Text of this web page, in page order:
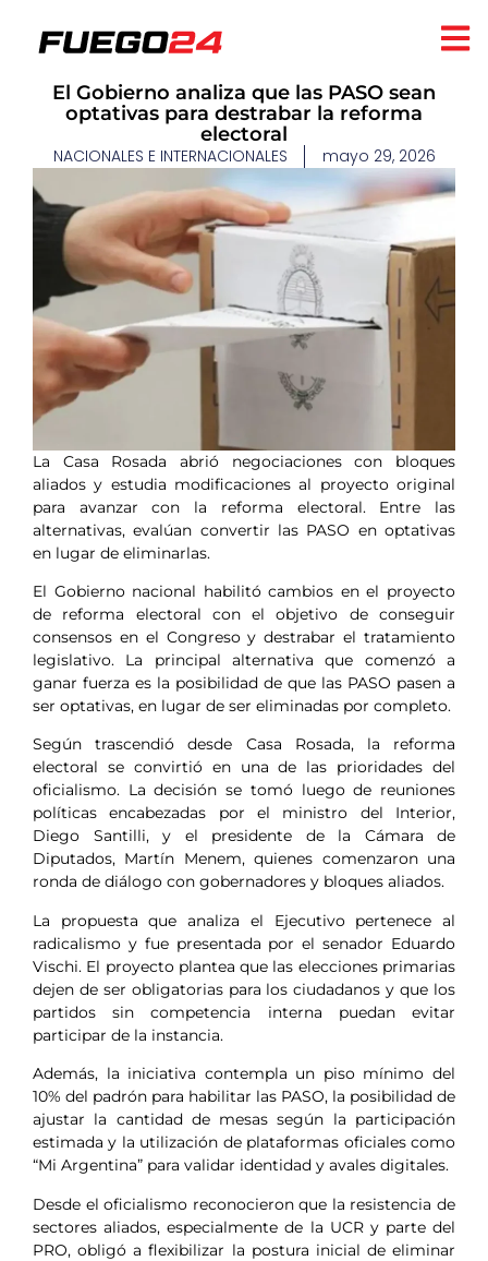
El Gobierno analiza que las PASO sean
optativas para destrabar la reforma
electoral
NACIONALES E INTERNACIONALES mayo 29, 2026
La Casa Rosada abrió negociaciones con bloques
aliados y estudia modificaciones al proyecto original
para avanzar con la reforma electoral. Entre las
alternativas, evalúan convertir las PASO en optativas
en lugar de eliminarlas.
El Gobierno nacional habilitó cambios en el proyecto
de reforma electoral con el objetivo de conseguir
consensos en el Congreso y destrabar el tratamiento
legislativo. La principal alternativa que comenzó a
ganar fuerza es la posibilidad de que las PASO pasen a
ser optativas, en lugar de ser eliminadas por completo.
Según trascendió desde Casa Rosada, la reforma
electoral se convirtió en una de las prioridades del
oficialismo. La decisión se tomó luego de reuniones
políticas encabezadas por el ministro del Interior,
Diego Santilli, y el presidente de la Cámara de
Diputados, Martín Menem, quienes comenzaron una
ronda de diálogo con gobernadores y bloques aliados.
La propuesta que analiza el Ejecutivo pertenece al
radicalismo y fue presentada por el senador Eduardo
Vischi. El proyecto plantea que las elecciones primarias
dejen de ser obligatorias para los ciudadanos y que los
partidos sin competencia interna puedan evitar
participar de la instancia.
Además, la iniciativa contempla un piso mínimo del
10% del padrón para habilitar las PASO, la posibilidad de
ajustar la cantidad de mesas según la participación
estimada y la utilización de plataformas oficiales como
“Mi Argentina” para validar identidad y avales digitales.
Desde el oficialismo reconocieron que la resistencia de
sectores aliados, especialmente de la UCR y parte del
PRO, obligó a flexibilizar la postura inicial de eliminar